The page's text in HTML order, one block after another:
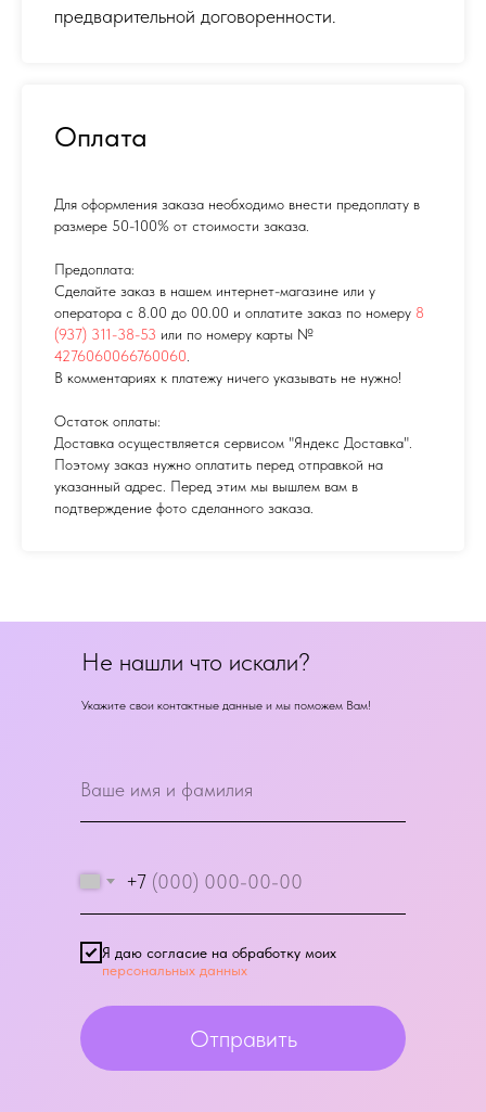
предварительной договоренности.
Оплата
Для оформления заказа необходимо внести предоплату в
размере 50-100% от стоимости заказа.
Предоплата:
Сделайте заказ в нашем интернет-магазине или у
оператора с 8.00 до 00.00 и оплатите заказ по номеру 8
(937) 311-38-53 или по номеру карты №
4276060066760060
В комментариях к платежу ничего указывать не нужно!
Остаток оплаты:
Доставка осуществляется сервисом "Яндекс Доставка".
Поэтому заказ нужно оплатить перед отправкой на
указанный адрес. Перед этим мы вышлем вам в
подтверждение фото сделанного заказа.
+7
Я даю согласие на обработку моих
персональных данных
Отправить
Не нашли что искали?
Укажите свои контактные данные и мы поможем Вам!